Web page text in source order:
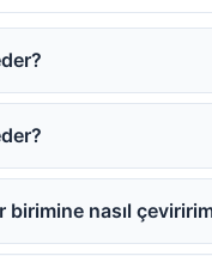
nasıl